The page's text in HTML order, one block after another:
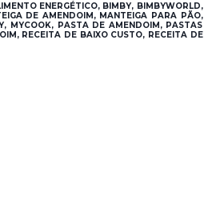
ENERGÉTICO, BIMBY, BIMBYWORLD,
DE AMENDOIM, MANTEIGA PARA PÃO,
MYCOOK, PASTA DE AMENDOIM, PASTAS
RECEITA DE BAIXO CUSTO, RECEITA DE